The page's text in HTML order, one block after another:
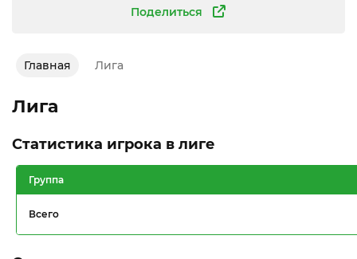
Поделиться
Главная Лига
Лига
Статистика игрока в лиге
Группа
Всего